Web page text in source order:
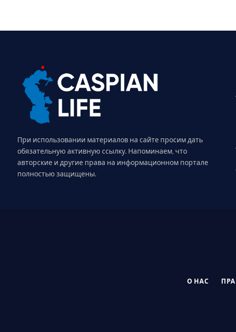
При использовании материалов на сайте просим дать
обязательную активную ссылку. Напоминаем, что
авторские и другие права на информационном портале
полностью защищены.
О НАС